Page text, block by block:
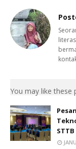
You may like these
STTB